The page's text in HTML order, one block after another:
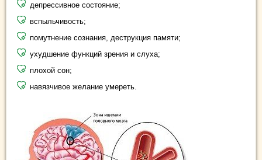
депрессивное состояние;
вспыльчивость;
помутнение сознания, деструкция памяти;
ухудшение функций зрения и слуха;
плохой сон;
навязчивое желание умереть.